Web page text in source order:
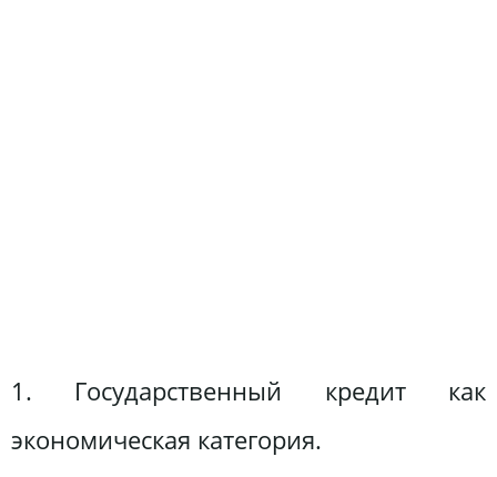
1. Государственный кредит как
экономическая категория.